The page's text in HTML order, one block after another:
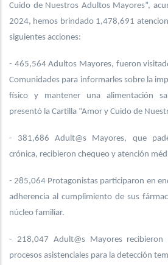
Cuido de Nuestros Adultos Mayores”,
2024, hemos brindado 1,478,691
siguientes acciones:
- 465,564 Adultos Mayores, fueron
Comunidades para informarles sobre la
físico y mantener una alimentación
presentó la Cartilla “Amor y Cuido de
- 381,686 Adult@s Mayores, que
crónica, recibieron chequeo y atención
- 285,064 Protagonistas participaron en
adherencia al cumplimiento de sus
núcleo familiar.
- 218,047 Adult@s Mayores recibieron
procesos asistenciales para la detección